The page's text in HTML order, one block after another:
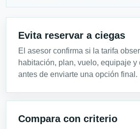
Evita reservar a ciegas
El asesor confirma si la tarifa
habitación, plan, vuelo, equipaje y
antes de enviarte una opción final.
Compara con criterio